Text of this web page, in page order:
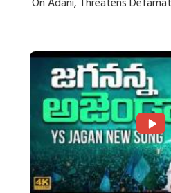
On Adani, Threatens